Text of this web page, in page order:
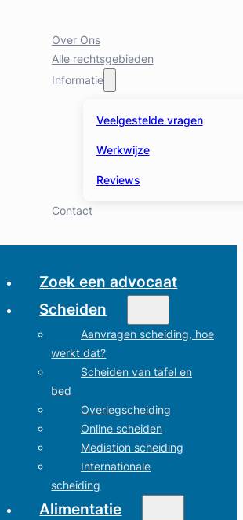
Over Ons
Alle rechtsgebieden
Informatie
Veelgestelde vragen
Werkwijze
Reviews
Contact
Zoek een advocaat
Scheiden
Aanvragen scheiding, hoe
werkt dat?
Scheiden van tafel en
bed
Overlegscheiding
Online scheiden
Mediation scheiding
Internationale
scheiding
Alimentatie